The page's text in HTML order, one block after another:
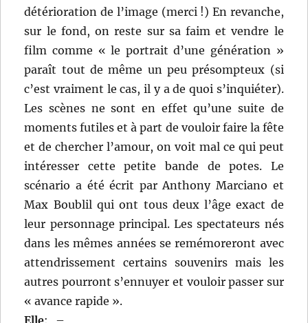
détérioration de l’image (merci !) En revanche,
sur le fond, on reste sur sa faim et vendre le
film comme « le portrait d’une génération »
paraît tout de même un peu présompteux (si
c’est vraiment le cas, il y a de quoi s’inquiéter).
Les scènes ne sont en effet qu’une suite de
moments futiles et à part de vouloir faire la fête
et de chercher l’amour, on voit mal ce qui peut
intéresser cette petite bande de potes. Le
scénario a été écrit par Anthony Marciano et
Max Boublil qui ont tous deux l’âge exact de
leur personnage principal. Les spectateurs nés
dans les mêmes années se remémoreront avec
attendrissement certains souvenirs mais les
autres pourront s’ennuyer et vouloir passer sur
« avance rapide ».
Elle:
–